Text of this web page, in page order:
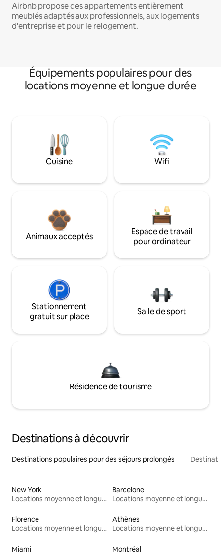
Airbnb propose des appartements entièrement
meublés adaptés aux professionnels, aux logements
d'entreprise et pour le relogement.
Équipements populaires pour des
locations moyenne et longue durée
Cuisine Wifi
Animaux acceptés
Espace de travail
pour ordinateur
Stationnement
gratuit sur place
Salle de sport
Résidence de tourisme
Destinations à découvrir
Destinations populaires pour des séjours prolongés
New York
Locations moyenne et longue durée
Barcelone
Locations moyenne et longue durée
Florence
Locations moyenne et longue durée
Athènes
Locations moyenne et longue durée
Miami
Montréal